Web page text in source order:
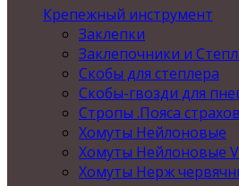
Крепежный инструмент
Заклепки
Заклепочники и
Скобы для степлера
Скобы-гвозди для
Стропы .Пояса
Хомуты Нейлоновые
Хомуты Нейлоновые
Хомуты Нерж